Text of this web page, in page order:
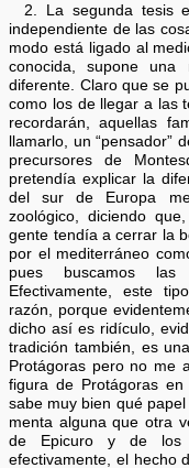
2. La segunda tesis
independiente de las
modo está ligado al
conocida, supone una
diferente. Claro que se
como los de llegar a las
recordarán, aquellas
llamarlo, un “pensador”
precursores de
pretendía explicar la
del sur de Europa
zoológico, diciendo
gente tendía a cerrar la
por el mediterráneo
pues buscamos las
Efectivamente, este
razón, porque
dicho así es ridículo,
tradición también, es
Protágoras pero no me
figura de Protágoras en
sabe muy bien qué
menta alguna que otra
de Epicuro y de los
efectivamente, el hecho